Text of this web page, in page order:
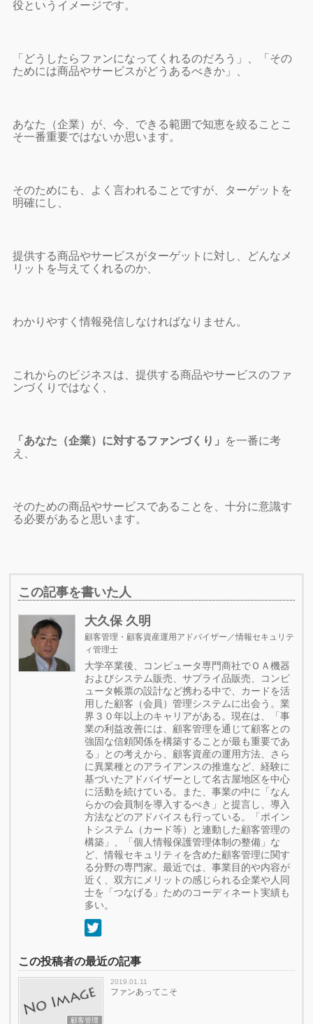
役というイメージです。
「どうしたらファンになってくれるのだろう」、「その
ためには商品やサービスがどうあるべきか」、
あなた（企業）が、今、できる範囲で知恵を絞ることこ
そ一番重要ではないか思います。
そのためにも、よく言われることですが、ターゲットを
明確にし、
提供する商品やサービスがターゲットに対し、どんなメ
リットを与えてくれるのか、
わかりやすく情報発信しなければなりません。
これからのビジネスは、提供する商品やサービスのファ
ンづくりではなく、
「あなた（企業）に対するファンづくり」 を一番に考
え、
そのための商品やサービスであることを、十分に意識す
る必要があると思います。
この記事を書いた人
大久保 久明
顧客管理・顧客資産運用アドバイザー／情報セキュリテ
ィ管理士
大学卒業後、コンピュータ専門商社でＯＡ機器
およびシステム販売、サプライ品販売、コンピ
ュータ帳票の設計など携わる中で、カードを活
用した顧客（会員）管理システムに出会う。業
界３０年以上のキャリアがある。現在は、「事
業の利益改善には、顧客管理を通じて顧客との
強固な信頼関係を構築することが最も重要であ
る」との考えから、顧客資産の運用方法、さら
に異業種とのアライアンスの推進など、経験に
基づいたアドバイザーとして名古屋地区を中心
に活動を続けている。また、事業の中に「なん
らかの会員制を導入するべき」と提言し、導入
方法などのアドバイスも行っている。「ポイン
トシステム（カード等）と連動した顧客管理の
構築」、「個人情報保護管理体制の整備」な
ど、情報セキュリティを含めた顧客管理に関す
る分野の専門家。最近では、事業目的や内容が
近く、双方にメリットの感じられる企業や人同
士を「つなげる」ためのコーディネート実績も
多い。
この投稿者の最近の記事
顧客管理
2019.01.11
ファンあってこそ